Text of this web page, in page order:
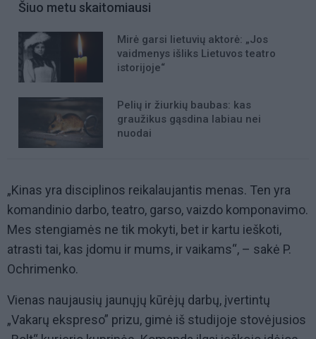
Šiuo metu skaitomiausi
Mirė garsi lietuvių aktorė: „Jos
vaidmenys išliks Lietuvos teatro
istorijoje“
Pelių ir žiurkių baubas: kas
graužikus gąsdina labiau nei
nuodai
„Kinas yra disciplinos reikalaujantis menas. Ten yra
komandinio darbo, teatro, garso, vaizdo komponavimo.
Mes stengiamės ne tik mokyti, bet ir kartu ieškoti,
atrasti tai, kas įdomu ir mums, ir vaikams“, – sakė P.
Ochrimenko.
Vienas naujausių jaunųjų kūrėjų darbų, įvertintų
„Vakarų ekspreso” prizu, gimė iš studijoje stovėjusios